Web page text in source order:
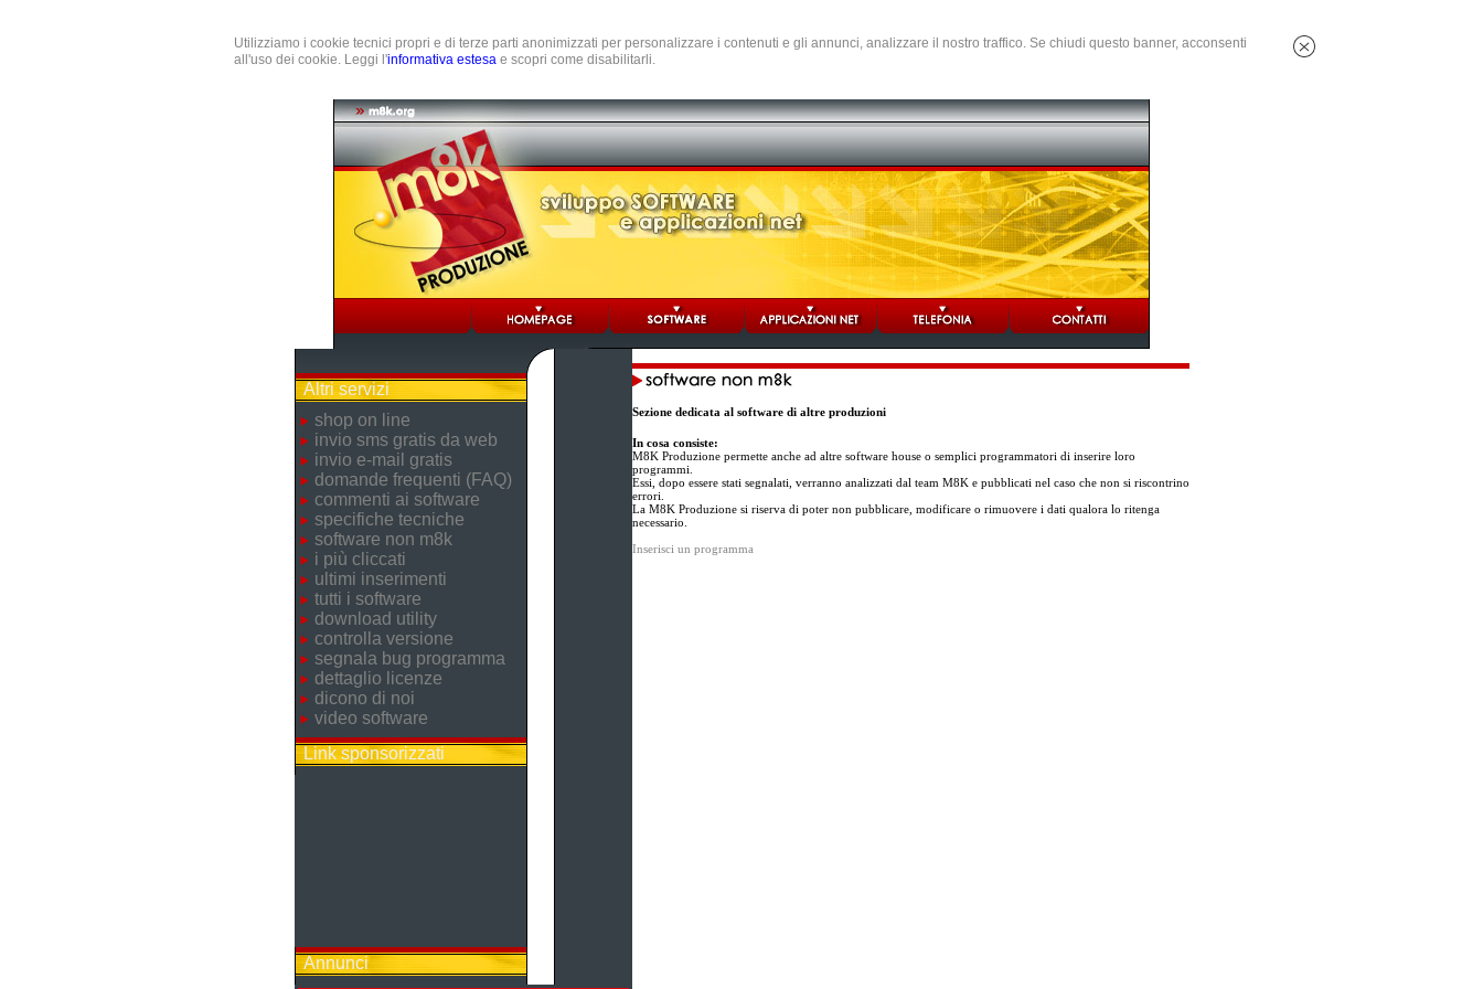
Utilizziamo i cookie tecnici propri e di terze parti anonimizzati per personalizzare i contenuti e gli annunci, analizzare il nostro traffico. Se chiudi questo banner, acconsenti
all'uso dei cookie. Leggi l'informativa estesa e scopri come disabilitarli.
Altri servizi
shop on line
invio sms gratis da web
invio e-mail gratis
domande frequenti (FAQ)
commenti ai software
specifiche tecniche
software non m8k
i più cliccati
ultimi inserimenti
tutti i software
download utility
controlla versione
segnala bug programma
dettaglio licenze
dicono di noi
video software
Link sponsorizzati
Annunci
Sezione dedicata al software di altre produzioni
In cosa consiste:
M8K Produzione permette anche ad altre software house o semplici programmatori di inserire loro
programmi.
Essi, dopo essere stati segnalati, verranno analizzati dal team M8K e pubblicati nel caso che non si riscontrino
errori.
La M8K Produzione si riserva di poter non pubblicare, modificare o rimuovere i dati qualora lo ritenga
necessario.
Inserisci un programma